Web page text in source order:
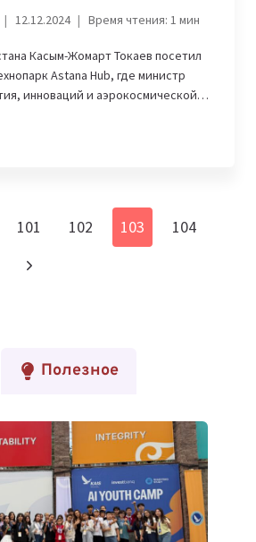
12.12.2024 Время чтения: 1мин
Касым-Жомарт Токаев посетил
Astana Hub, где министр
инноваций и аэрокосмической…
101 102 103
104
Следующая
Полезное